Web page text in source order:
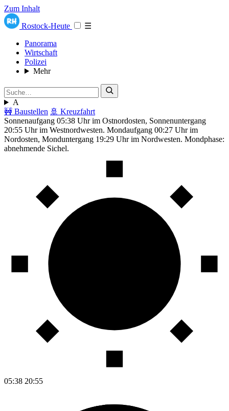
Zum Inhalt
Rostock-Heute
☰
Panorama
Wirtschaft
Polizei
Mehr
A
🚧 Baustellen 🚢 Kreuzfahrt
Sonnenaufgang 05:38 Uhr im Ostnordosten, Sonnenuntergang
20:55 Uhr im Westnordwesten. Mondaufgang 00:27 Uhr im
Nordosten, Monduntergang 19:29 Uhr im Nordwesten. Mondphase:
abnehmende Sichel.
05:38 20:55